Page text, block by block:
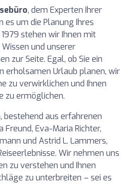
, dem Experten Ihrer
es um die Planung Ihres
stehen wir Ihnen mit
und unserer
zur Seite. Egal, ob Sie ein
erholsamen Urlaub planen, wir
zu verwirklichen und Ihnen
zu ermöglichen.
bestehend aus erfahrenen
Freund, Eva-Maria Richter,
und Astrid L. Lammers,
Wir nehmen uns
zu verstehen und Ihnen
zu unterbreiten – sei es